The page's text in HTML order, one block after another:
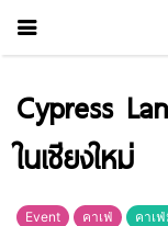
Cypress
ในเชียงใหม่
Event คาเฟ่ คาเ